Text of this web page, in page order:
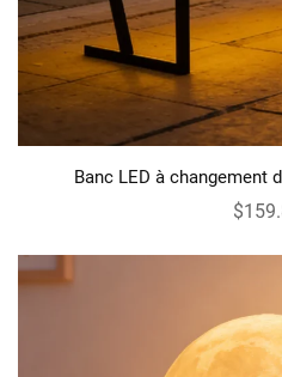
Banc LED à changement